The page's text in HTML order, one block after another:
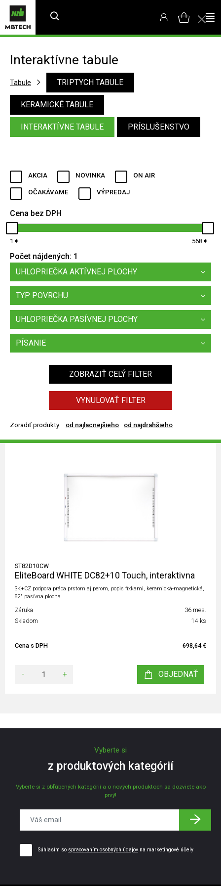
Interaktívne tabule
Tabule TRIPTYCH TABULE
KERAMICKÉ TABULE
INTERAKTÍVNE TABULE PRÍSLUŠENSTVO
AKCIA NOVINKA ON AIR
OČAKÁVAME VÝPREDAJ
Cena bez DPH
1 568
Počet nájdených: 1
UHLOPRIEČKA AKTÍVNEJ PLOCHY
TYP POVRCHU
UHLOPRIEČKA PASÍVNEJ PLOCHY
PÍSANIE
ZOBRAZIŤ CELÝ FILTER
VYNULOVAŤ FILTER
Zoradiť produkty: od najlacnejšieho od najdrahšieho
ST82D10CW
EliteBoard WHITE DC82+10 Touch, interaktivna
SK+CZ podpora práca prstom aj perom, popis fixkami, keramická-magnetická,
82" pasívna plocha
Záruka
36 mes.
Skladom
14 ks
Cena s DPH 698,64 €
- + OBJEDNAŤ
Vyberte si
z produktových kategórií
Vyberte si z obľúbených kategórií a o nových produktoch sa dozviete ako
prvý!
Súhlasím so spracovaním osobných údajov na marketingové účely